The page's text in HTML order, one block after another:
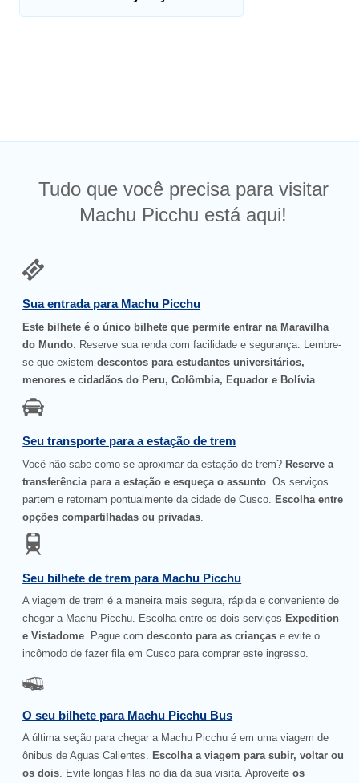
Tudo que você precisa para visitar
Machu Picchu está aqui!
Sua entrada para Machu Picchu
Este bilhete é o único bilhete que permite entrar na Maravilha
do Mundo . Reserve sua renda com facilidade e segurança. Lembre-
se que existemdescontos para estudantes universitários,
menores e cidadãos do Peru, Colômbia, Equador e Bolívia
Seu transporte para a estação de trem
Você não sabe como se aproximar da estação de trem? Reserve a
transferência para a estação e esqueça o assunto . Os serviços
partem e retornam pontualmente da cidade de Cusco. Escolha entre
opções compartilhadas ou privadas
Seu bilhete de trem para Machu Picchu
A viagem de trem é a maneira mais segura, rápida e conveniente de
chegar a Machu Picchu. Escolha entre os dois serviços Expedition
e Vistadome. Pague comdesconto para as crianças e evite o
incômodo de fazer fila em Cusco para comprar este ingresso.
O seu bilhete para Machu Picchu Bus
A última seção para chegar a Machu Picchu é em uma viagem de
ônibus de Aguas Calientes. Escolha a viagem para subir, voltar ou
os dois. Evite longas filas no dia da sua visita. Aproveiteos